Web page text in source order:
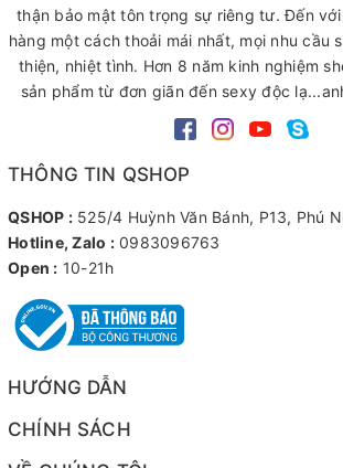
thận bảo mật tôn trọng sự riêng tư. Đến với
hàng một cách thoải mái nhất, mọi nhu cầu
thiện, nhiệt tình. Hơn 8 năm kinh nghiệm
sản phẩm từ đơn giãn đến sexy độc
THÔNG TIN QSHOP
QSHOP : 525/4 Huỳnh Văn Bánh, P13, Phú
Hotline, Zalo : 0983096763
Open : 10-21h
HƯỚNG DẪN
CHÍNH SÁCH